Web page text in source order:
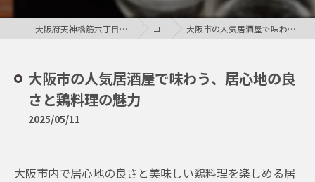
大阪府天神橋筋六丁目の居酒屋なら鶏居酒屋pao福 コラム 大阪市の人気居酒屋で味わう、居心地の良さと鶏料理の魅力
大阪市の人気居酒屋で味わう、居心地の良
さと鶏料理の魅力
2025/05/11
大阪市内で居心地の良さと美味しい鶏料理を楽しめる居